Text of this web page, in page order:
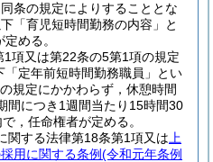
条の規定によりすることとな
「育児短時間勤務の内容」と
める。
項又は第22条の5第1項の規定
「定年前短時間勤務職員」とい
の規定にかかわらず，休憩時間
間につき1週間当たり15時間30
，任命権者が定める。
関する法律第18条第1項又は 上
用に関する条例(令和元年条例